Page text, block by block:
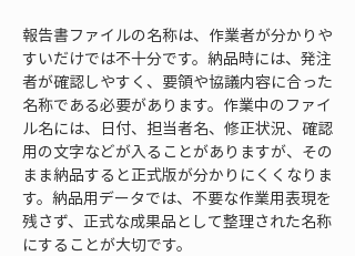
報告書ファイルの名称は、作業者が分かりや
すいだけでは不十分です。納品時には、発注
者が確認しやすく、要領や協議内容に合った
名称である必要があります。作業中のファイ
ル名には、日付、担当者名、修正状況、確認
用の文字などが入ることがありますが、その
まま納品すると正式版が分かりにくくなりま
す。納品用データでは、不要な作業用表現を
残さず、正式な成果品として整理された名称
にすることが大切です。